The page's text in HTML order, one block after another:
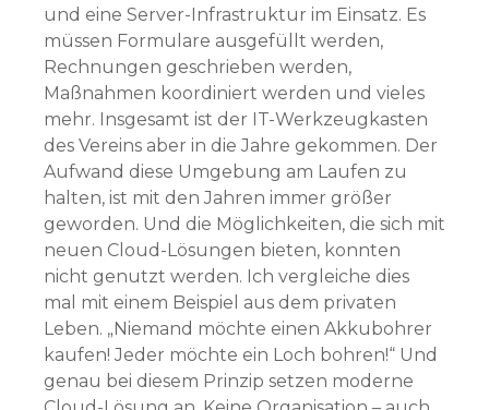
und eine Server-Infrastruktur im Einsatz. Es
müssen Formulare ausgefüllt werden,
Rechnungen geschrieben werden,
Maßnahmen koordiniert werden und vieles
mehr. Insgesamt ist der IT-Werkzeugkasten
des Vereins aber in die Jahre gekommen. Der
Aufwand diese Umgebung am Laufen zu
halten, ist mit den Jahren immer größer
geworden. Und die Möglichkeiten, die sich mit
neuen Cloud-Lösungen bieten, konnten
nicht genutzt werden. Ich vergleiche dies
mal mit einem Beispiel aus dem privaten
Leben. „Niemand möchte einen Akkubohrer
kaufen! Jeder möchte ein Loch bohren!“ Und
genau bei diesem Prinzip setzen moderne